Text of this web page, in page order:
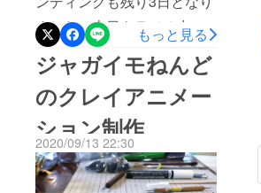
後も、沖永良部島の魅力を
伝える活動を続けていきま
すので、ご声援よろしくお
願いいたします。えらぶ色
クレヨンプロジェクト
東マンゴー園さんと一緒
に、写真を撮ってもらいま
した。オフショットです！
「マンゴー園なのに養
蜂？」と思う方もいるかも
しれないのですが、ここに
「循環」の答えがありま
ました。本日もラジオ出演
や新聞社からの取材依頼が
あり、私たちの活動につい
てお話しさせてもらう予定
です。このような機会をい
ただけていることを本当に
ありがたく思います！さて
もっと見る
ジャガイモねんど
のクレイアニメー
ション制作
2020/09/13 22:30